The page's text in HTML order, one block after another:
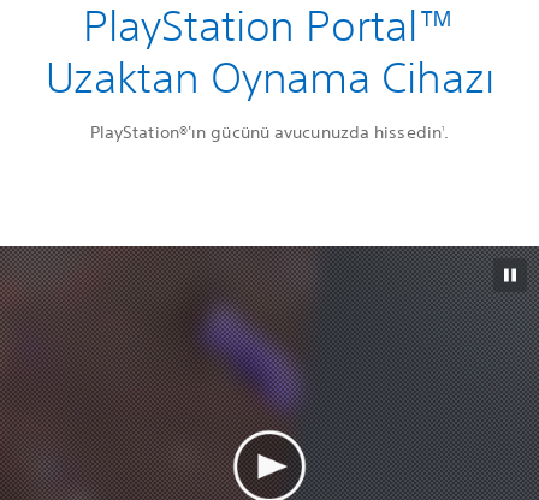
PlayStation Portal™
Uzaktan Oynama Cihazı
PlayStation®'ın gücünü avucunuzda hissedin.